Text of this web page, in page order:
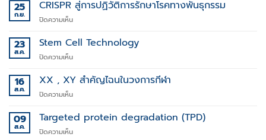
25
ก.ย.
CRISPR สู่การปฏิวัติการรักษาโรคทางพันธุกรรม
ปิดความเห็นบน
สู่
ปฏิวัติ
รักษา
ทาง
23
ส.ค.
Stem Cell Technology
ปิดความเห็นบน
Cell
Technology
16
ส.ค.
XX , XY สำคัญไฉนในวงการกีฬา
ปิดความเห็นบน
,
สำคัญ
09
ส.ค.
Targeted protein degradation (TPD)
ปิดความเห็นบน